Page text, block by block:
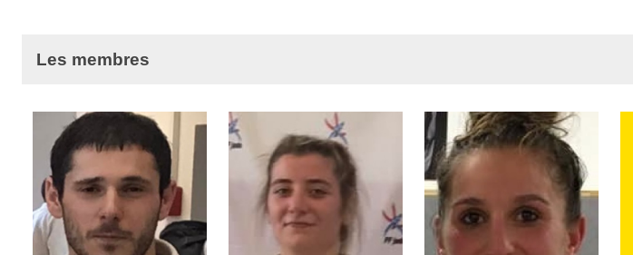
Les membres